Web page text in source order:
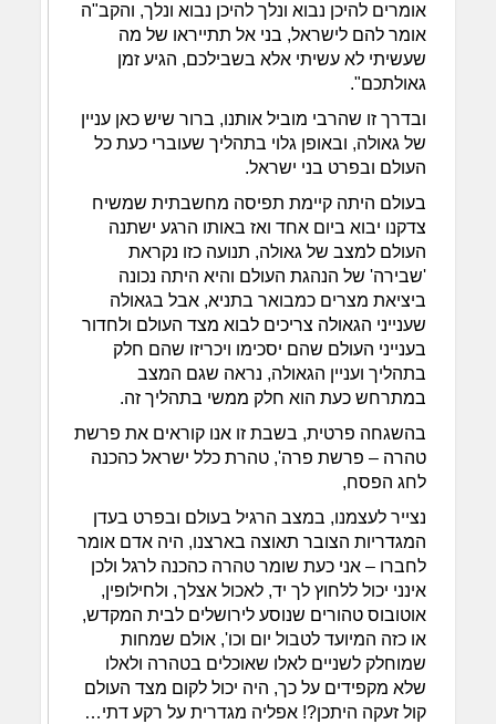
אומרים להיכן נבוא ונלך להיכן נבוא ונלך, והקב"ה
אומר להם לישראל, בני אל תתייראו של מה
שעשיתי לא עשיתי אלא בשבילכם, הגיע זמן
גאולתכם".
ובדרך זו שהרבי מוביל אותנו, ברור שיש כאן עניין
של גאולה, ובאופן גלוי בתהליך שעוברי כעת כל
העולם ובפרט בני ישראל.
בעולם היתה קיימת תפיסה מחשבתית שמשיח
צדקנו יבוא ביום אחד ואז באותו הרגע ישתנה
העולם למצב של גאולה, תנועה כזו נקראת
'שבירה' של הנהגת העולם והיא היתה נכונה
ביציאת מצרים כמבואר בתניא, אבל בגאולה
שענייני הגאולה צריכים לבוא מצד העולם ולחדור
בענייני העולם שהם יסכימו ויכריזו שהם חלק
בתהליך ועניין הגאולה, נראה שגם המצב
במתרחש כעת הוא חלק ממשי בתהליך זה.
בהשגחה פרטית, בשבת זו אנו קוראים את פרשת
טהרה – פרשת פרה', טהרת כלל ישראל כהכנה
לחג הפסח,
נצייר לעצמנו, במצב הרגיל בעולם ובפרט בעדן
המגדריות הצובר תאוצה בארצנו, היה אדם אומר
לחברו – אני כעת שומר טהרה כהכנה לרגל ולכן
אינני יכול ללחוץ לך יד, לאכול אצלך, ולחילופין,
אוטובוס טהורים שנוסע לירושלים לבית המקדש,
או כזה המיועד לטבול יום וכו', אולם שמחות
שמוחלק לשניים לאלו שאוכלים בטהרה ולאלו
שלא מקפידים על כך, היה יכול לקום מצד העולם
קול זעקה היתכן?! אפליה מגדרית על רקע דתי…